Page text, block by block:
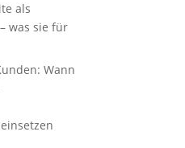
als
was sie für
Wann